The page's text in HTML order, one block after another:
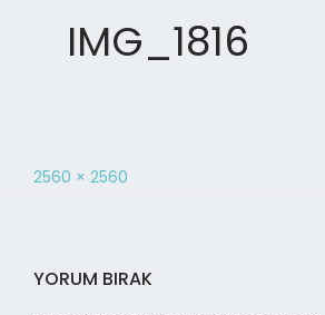
IMG_1816
2560 × 2560
YORUM BIRAK